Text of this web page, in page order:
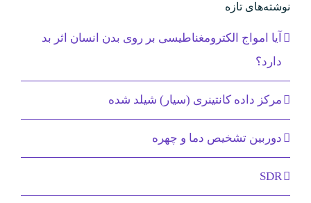
نوشته‌های تازه
آیا امواج الکترومغناطیسی بر روی بدن انسان اثر بد
دارد؟
مرکز داده کانتینری (سیار) شیلد شده
دوربین تشخیص دما و چهره
SDR